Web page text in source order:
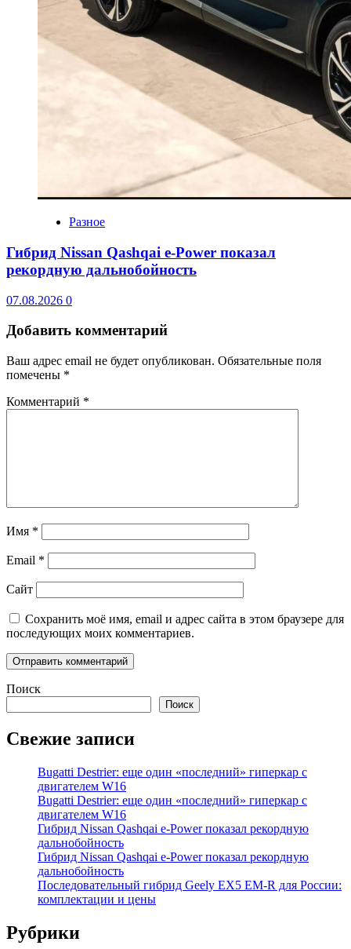
Разное
Гибрид Nissan Qashqai e-Power показал
рекордную дальнобойность
07.08.2026 0
Добавить комментарий
Ваш адрес email не будет опубликован. Обязательные поля
помечены *
Комментарий *
Имя *
Email *
Сайт
Сохранить моё имя, email и адрес сайта в этом браузере для
последующих моих комментариев.
Поиск
Поиск
Свежие записи
Bugatti Destrier: еще один «последний» гиперкар с
двигателем W16
Bugatti Destrier: еще один «последний» гиперкар с
двигателем W16
Гибрид Nissan Qashqai e-Power показал рекордную
дальнобойность
Гибрид Nissan Qashqai e-Power показал рекордную
дальнобойность
Последовательный гибрид Geely EX5 EM-R для России:
комплектации и цены
Рубрики